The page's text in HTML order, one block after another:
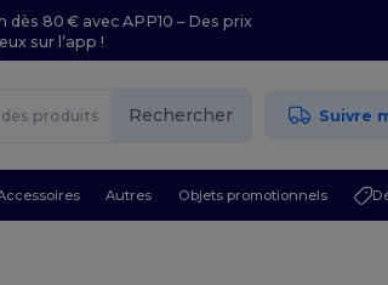
80 € avec APP10 – Des prix
sur l’app !
Rechercher Suivre
Autres Objets promotionnels